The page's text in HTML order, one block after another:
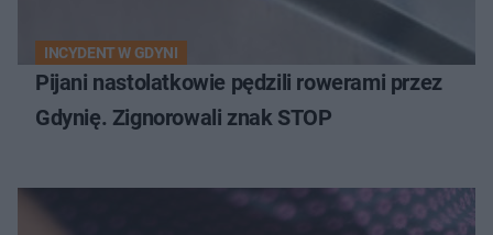
INCYDENT W GDYNI
Pijani nastolatkowie pędzili rowerami przez
Gdynię. Zignorowali znak STOP